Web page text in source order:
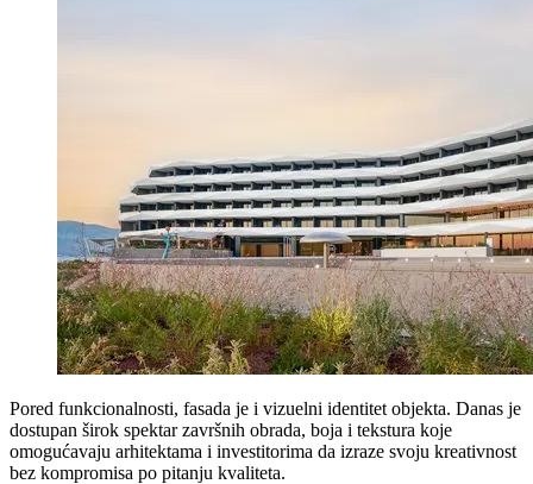
Pored funkcionalnosti, fasada je i vizuelni identitet objekta. Danas je
dostupan širok spektar završnih obrada, boja i tekstura koje
omogućavaju arhitektama i investitorima da izraze svoju kreativnost
bez kompromisa po pitanju kvaliteta.